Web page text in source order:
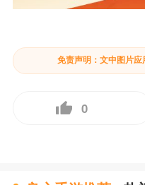
免责声明：文中图片
0